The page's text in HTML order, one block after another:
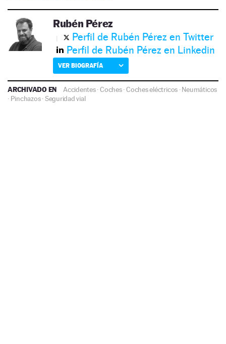
Rubén Pérez
Perfil de Rubén Pérez en Twitter
Perfil de Rubén Pérez en Linkedin
VER BIOGRAFÍA
ARCHIVADO EN Accidentes·Coches·Coches eléctricos ·Neumáticos
· Pinchazos·Seguridad vial